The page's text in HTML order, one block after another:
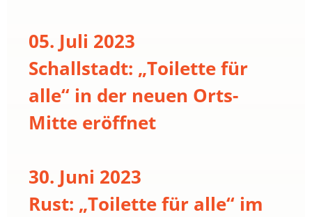
05. Juli 2023
Schallstadt: „Toilette für
alle“ in der neuen Orts-
Mitte eröffnet
30. Juni 2023
Rust: „Toilette für alle“ im